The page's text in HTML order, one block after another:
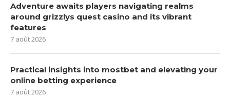
Adventure awaits players navigating realms
around grizzlys quest casino and its vibrant
features
7 août 2026
Practical insights into mostbet and elevating your
online betting experience
7 août 2026